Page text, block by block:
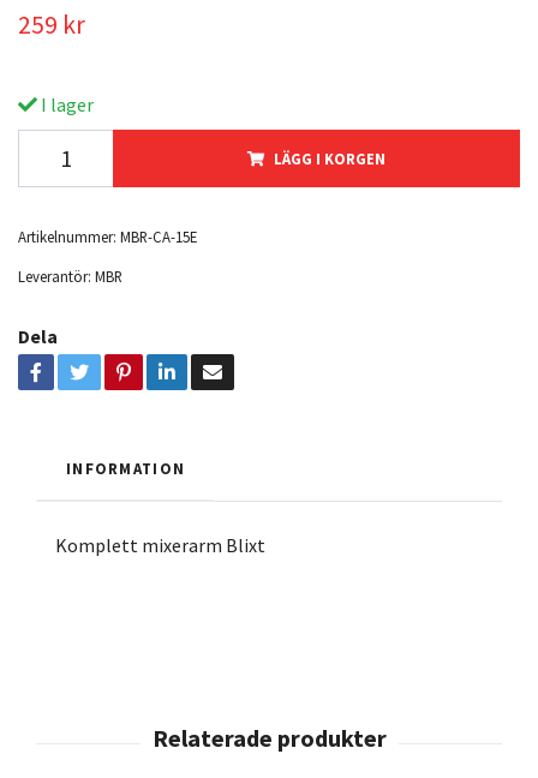
259 kr
I lager
LÄGG I KORGEN
Artikelnummer: MBR-CA-15E
Leverantör: MBR
Dela
INFORMATION
Komplett mixerarm Blixt